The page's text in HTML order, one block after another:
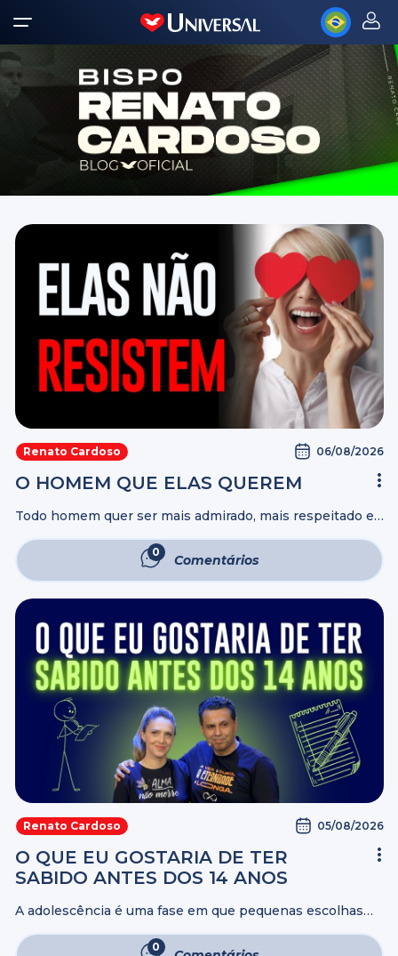
Renato Cardoso 06/08/2026
O HOMEM QUE ELAS QUEREM
Todo homem quer ser mais admirado, mais respeitado e
Mas será que isso depende de aparência, dinheiro ou
carisma? Neste vídeo, você ...
0 Comentários
Renato Cardoso 05/08/2026
O QUE EU GOSTARIA DE TER
SABIDO ANTES DOS 14 ANOS
A adolescência é uma fase em que pequenas escolhas
que muitos só percebem isso quando o tempo já passou.
0